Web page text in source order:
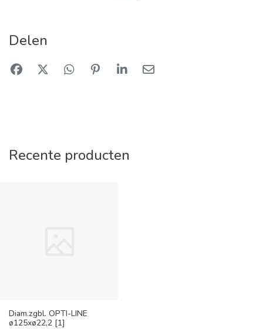
Delen
Recente producten
Diam.zgbl. OPTI-LINE
ø125xø22,2 [1]